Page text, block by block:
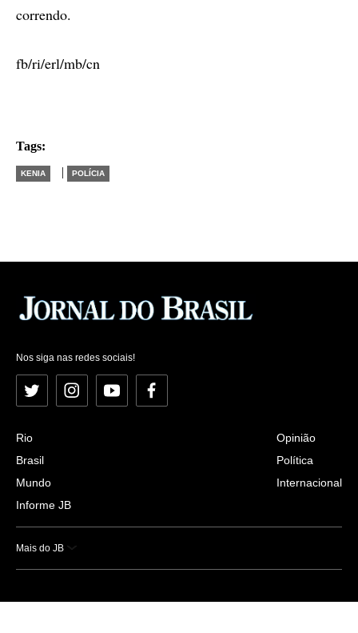
correndo.
fb/ri/erl/mb/cn
Tags:
KENIA | POLÍCIA
Nos siga nas redes sociais!
Twitter InstagramYouTubeFacebook
Rio
Brasil
Mundo
Informe JB
Opinião
Política
Internacional
Mais do JB
Esportes